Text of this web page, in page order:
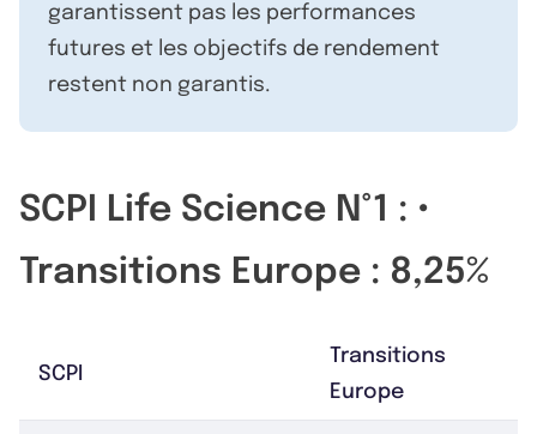
garantissent pas les performances
futures et les objectifs de rendement
restent non garantis.
SCPI Life Science N°1 : •
Transitions Europe : 8,25%
SCPI
Transitions
Europe